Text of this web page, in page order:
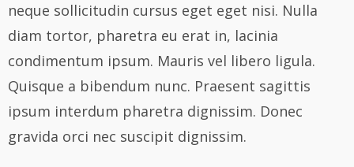
neque sollicitudin cursus eget eget nisi. Nulla
diam tortor, pharetra eu erat in, lacinia
condimentum ipsum. Mauris vel libero ligula.
Quisque a bibendum nunc. Praesent sagittis
ipsum interdum pharetra dignissim. Donec
gravida orci nec suscipit dignissim.